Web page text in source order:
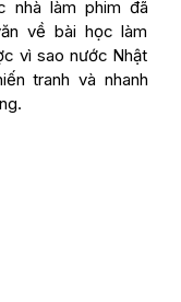
nhà làm phim đã
về bài học làm
vì sao nước Nhật
tranh và nhanh